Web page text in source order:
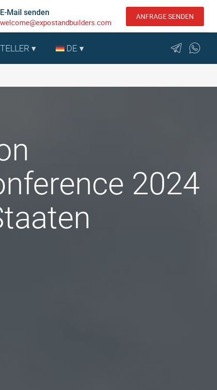
E-Mail senden
welcome@expostandbuilders.com
ANFRAGE SENDEN
DE
2024